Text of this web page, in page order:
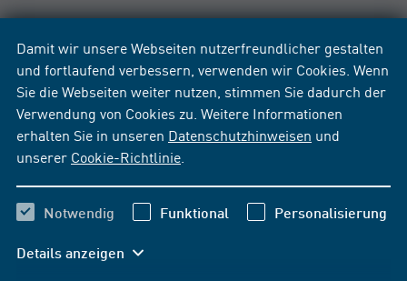
Damit wir unsere Webseiten nutzerfreundlicher gestalten
und fortlaufend verbessern, verwenden wir Cookies. Wenn
Sie die Webseiten weiter nutzen, stimmen Sie dadurch der
Verwendung von Cookies zu. Weitere Informationen
erhalten Sie in unseren Datenschutzhinweisen und
unserer Cookie-Richtlinie
Notwendig Funktional Personalisierung
Details anzeigen